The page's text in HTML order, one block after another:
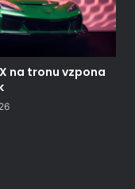
na tronu vzpona